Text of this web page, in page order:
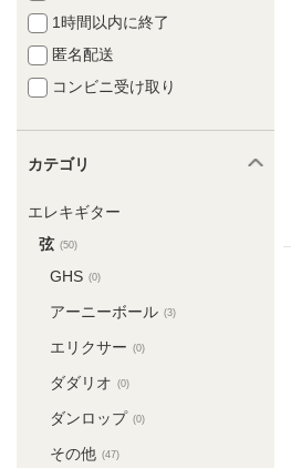
1時間以内に終了
匿名配送
コンビニ受け取り
カテゴリ
エレキギター
弦 (50)
GHS (0)
アーニーボール (3)
エリクサー (0)
ダダリオ (0)
ダンロップ (0)
その他 (47)